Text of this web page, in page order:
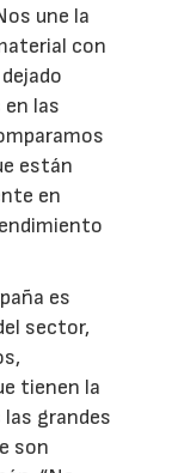
une la
con
las
están
en
es
sector,
tienen la
grandes
son